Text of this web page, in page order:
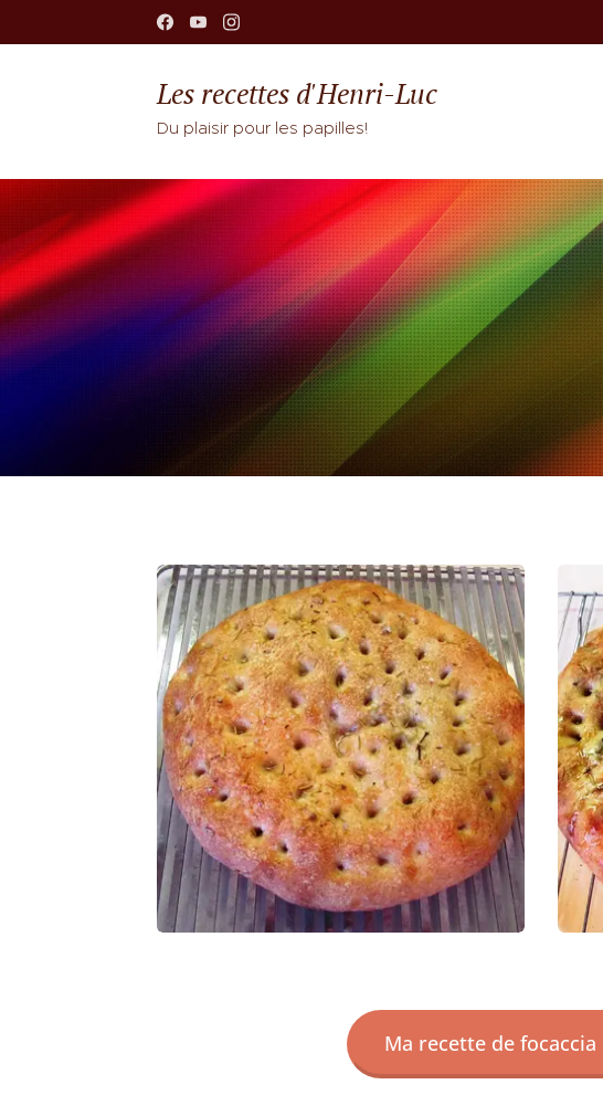
Les recettes d'Henri-Luc
Du plaisir pour les papilles!
Ma recette de